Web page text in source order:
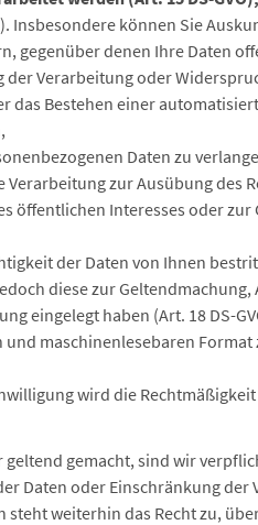
Insbesondere können Sie
gegenüber denen Ihre Daten
Verarbeitung oder
das Bestehen einer
Daten zu
zur Ausübung des
öffentlichen Interesses oder zur
der Daten von Ihnen
diese zur
eingelegt haben (Art. 18 DS-
maschinenlesebaren
wird die
gemacht, sind wir
Daten oder Einschränkung der
weiterhin das Recht zu,